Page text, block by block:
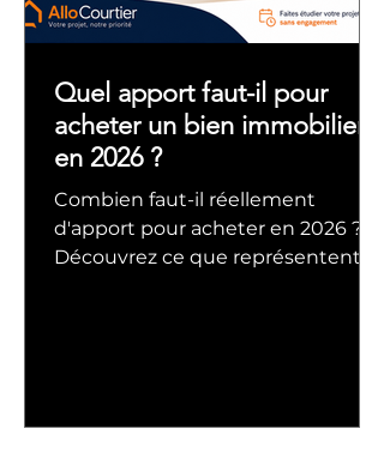
Quel apport faut-il pour
acheter un bien immobilier
en 2026 ?
Combien faut-il réellement
d'apport pour acheter en 2026 ?
Découvrez ce que représentent 5